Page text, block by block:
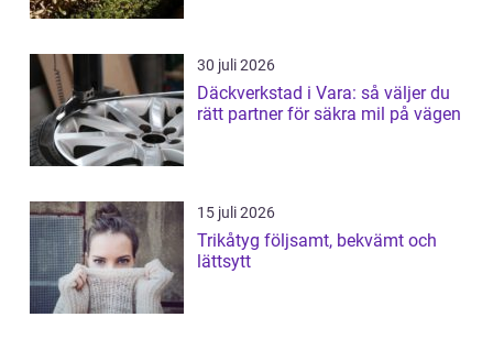
30 juli 2026
Däckverkstad i Vara: så väljer du
rätt partner för säkra mil på vägen
15 juli 2026
Trikåtyg följsamt, bekvämt och
lättsytt